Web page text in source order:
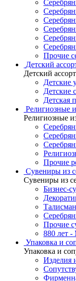
Прочие
Детский
Детский
Детские
Детские
Детская
Религиозные
Религиозные
Прочие
Сувениры из
Сувениры из
Бизнес-
Прочие
880 лет
Упаковка и
Упаковка и
Изделия